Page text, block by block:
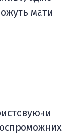
мати